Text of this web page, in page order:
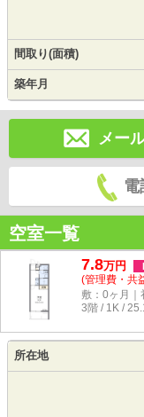
間取り(面積)
築年月
メー
空室一覧
7.8万円
(管理費・共
敷：0ヶ月｜
3階 / 1K /
所在地